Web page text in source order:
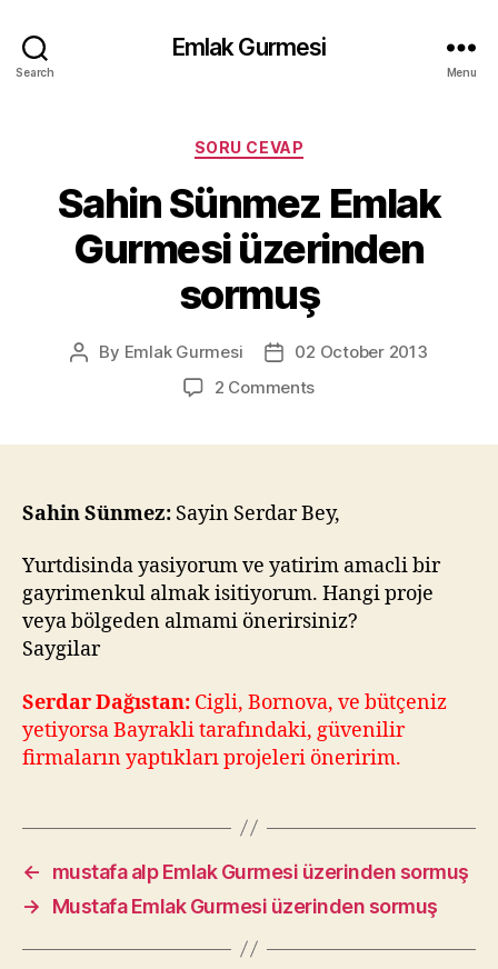
Search
Emlak Gurmesi
Menu
Categories
SORU CEVAP
Sahin Sünmez Emlak
Gurmesi üzerinden
sormuş
Post
By Emlak Gurmesi
Post02 October 2013
2 Commentson
üzerinden
Sahin Sünmez: Sayin Serdar Bey,
Yurtdisinda yasiyorum ve yatirim amacli bir
gayrimenkul almak isitiyorum. Hangi proje
veya bölgeden almami önerirsiniz?
Saygilar
Serdar Dağıstan: Cigli, Bornova, ve bütçeniz
yetiyorsa Bayrakli tarafındaki, güvenilir
firmaların yaptıkları projeleri öneririm.
←
mustafa alp Emlak Gurmesi üzerinden sormuş
→
Mustafa Emlak Gurmesi üzerinden sormuş